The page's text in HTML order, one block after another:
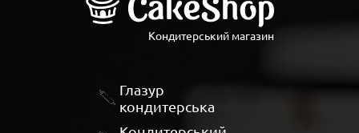
Кондитерський магазин
Глазур
кондитерська